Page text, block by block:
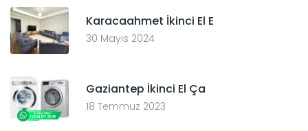
Karacaahmet İkinci El E
30 Mayıs 2024
Gaziantep İkinci El Ça
18 Temmuz 2023